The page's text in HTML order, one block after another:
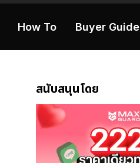
How To Buyer Guide
สนับสนุนโดย